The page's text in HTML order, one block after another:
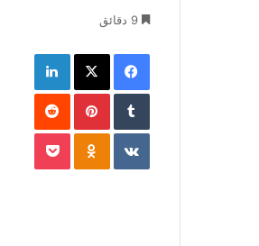
فيسبوك‫X لينكدإن
‏Tumblr بينتيريست
‏Reddit
‏VKontakte
Odnoklassniki
‫Pocket